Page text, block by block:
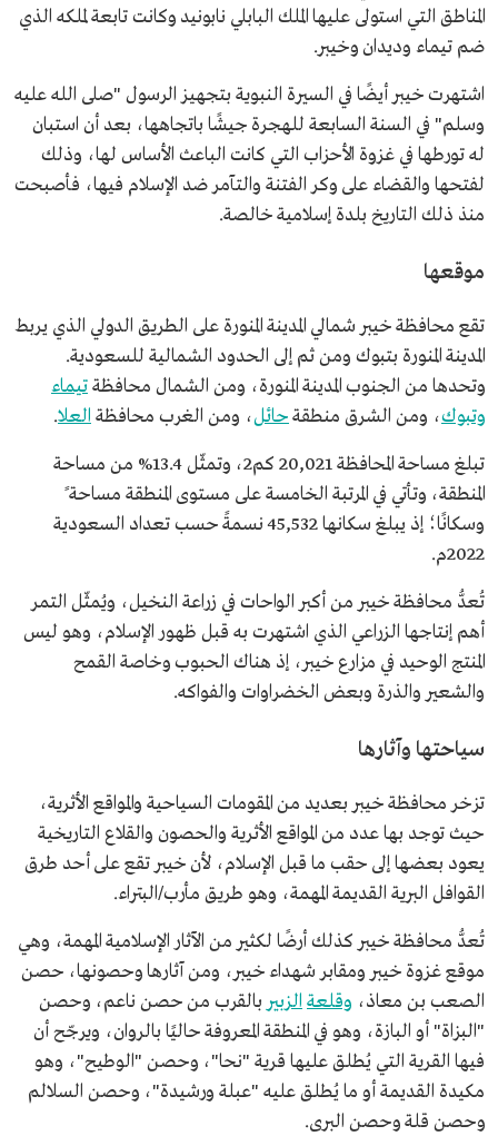
المناطق التي استولى عليها الملك البابلي نابونيد وكانت تابعة لملكه الذي
ضم تيماء وديدان وخيبر.
اشتهرت خيبر أيضًا في السيرة النبوية بتجهيز الرسول "صلى الله عليه
وسلم" في السنة السابعة للهجرة جيشًا باتجاهها، بعد أن استبان
له تورطها في غزوة الأحزاب التي كانت الباعث الأساس لها، وذلك
لفتحها والقضاء على وكر الفتنة والتآمر ضد الإسلام فيها، فأصبحت
منذ ذلك التاريخ بلدة إسلامية خالصة.
موقعها
تقع محافظة خيبر شمالي المدينة المنورة على الطريق الدولي الذي يربط
المدينة المنورة بتبوك ومن ثم إلى الحدود الشمالية للسعودية.
وتحدها من الجنوب المدينة المنورة، ومن الشمال محافظةتيماء
وتبوك، ومن الشرق منطقةحائل، ومن الغرب محافظة العلا.
تبلغ مساحة المحافظة 20,021 كم2، وتمثّل 13.4% من مساحة
المنطقة، وتأتي في المرتبة الخامسة على مستوى المنطقة مساحة ً
وسكانًا؛ إذ يبلغ سكانها 45,532 نسمةً حسب تعداد السعودية
2022م.
تُعدُّ محافظة خيبر من أكبر الواحات في زراعة النخيل، ويُمثّل التمر
أهم إنتاجها الزراعي الذي اشتهرت به قبل ظهور الإسلام، وهو ليس
المنتج الوحيد في مزارع خيبر، إذ هناك الحبوب وخاصة القمح
والشعير والذرة وبعض الخضراوات والفواكه.
سياحتها وآثارها
تزخر محافظة خيبر بعديد من المقومات السياحية والمواقع الأثرية،
حيث توجد بها عدد من المواقع الأثرية والحصون والقلاع التاريخية
يعود بعضها إلى حقب ما قبل الإسلام، لأن خيبر تقع على أحد طرق
القوافل البرية القديمة المهمة، وهو طريق مأرب/البتراء.
تُعدُّ محافظة خيبر كذلك أرضًا لكثير من الآثار الإسلامية المهمة، وهي
موقع غزوة خيبر ومقابر شهداء خيبر، ومن آثارها وحصونها، حصن
الصعب بن معاذ، وقلعة الزبير بالقرب من حصن ناعم، وحصن
"البزاة" أو البازة، وهو في المنطقة المعروفة حاليًا بالروان، ويرجّح أن
فيها القرية التي يُطلق عليها قرية "نحا"، وحصن "الوطيح"، وهو
مكيدة القديمة أو ما يُطلق عليه "عبلة ورشيدة"، وحصن السلالم
وحصن قلة وحصن البرى.